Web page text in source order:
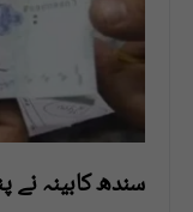
سندھ کابینہ